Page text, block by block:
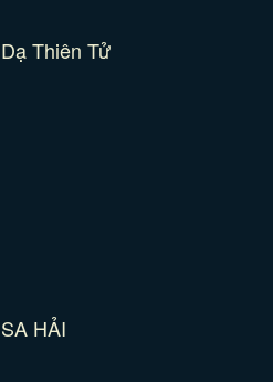
Dạ Thiên Tử
SA HẢI